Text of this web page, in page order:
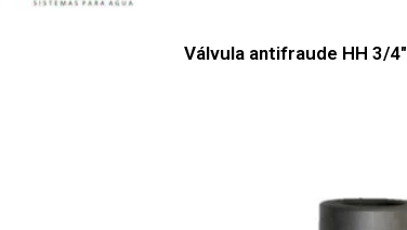
Válvula antifraude HH 3/4″